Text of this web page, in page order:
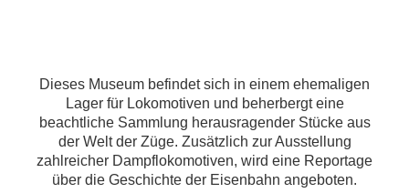
Dieses Museum befindet sich in einem ehemaligen
Lager für Lokomotiven und beherbergt eine
beachtliche Sammlung herausragender Stücke aus
der Welt der Züge. Zusätzlich zur Ausstellung
zahlreicher Dampflokomotiven, wird eine Reportage
über die Geschichte der Eisenbahn angeboten.